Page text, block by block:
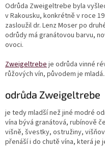
Naši
vinaři
Vinné
Bílé
víno
Červené
Delikatesy
k
vínu
Odrůda Zweigeltrebe byla
v Rakousku, konkrétně v roce
zasloužil dr. Lenz Moser po
odrůdy má granátovou barvu,
ovoci.
Zweigeltrebe je odrůda vinné
růžových vín, původem je mladá..
odrůda Zweigeltrebe
je tedy mladší než jiné modré
vína bývá granátová, rubínově
višně, švestky, ostružiny,
přenáší i do chutě vína, která je